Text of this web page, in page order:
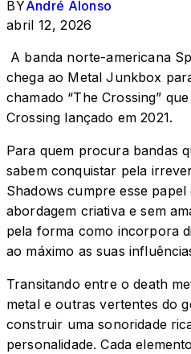
BYAndré Alonso
abril 12, 2026
A banda norte-americana
chega ao Metal Junkbox
chamado “The Crossing”
Crossing lançado em 2021.
Para quem procura bandas
sabem conquistar pela
Shadows cumpre esse
abordagem criativa e sem
pela forma como incorpora
ao máximo as suas
Transitando entre o death
metal e outras vertentes do
construir uma sonoridade
personalidade. Cada